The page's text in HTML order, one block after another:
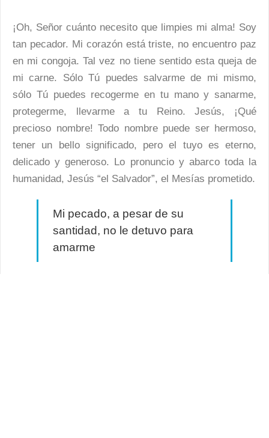
¡Oh, Señor cuánto necesito que limpies mi alma! Soy
tan pecador. Mi corazón está triste, no encuentro paz
en mi congoja. Tal vez no tiene sentido esta queja de
mi carne. Sólo Tú puedes salvarme de mi mismo,
sólo Tú puedes recogerme en tu mano y sanarme,
protegerme, llevarme a tu Reino. Jesús, ¡Qué
precioso nombre! Todo nombre puede ser hermoso,
tener un bello significado, pero el tuyo es eterno,
delicado y generoso. Lo pronuncio y abarco toda la
humanidad, Jesús “el Salvador”, el Mesías prometido.
Mi pecado, a pesar de su
santidad, no le detuvo para
amarme